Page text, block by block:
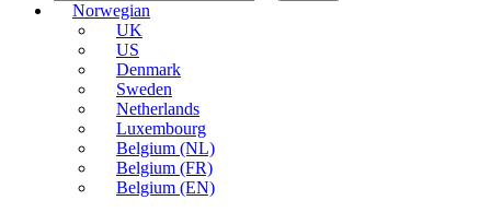
Norwegian
UK
US
Denmark
Sweden
Netherlands
Luxembourg
Belgium (NL)
Belgium (FR)
Belgium (EN)